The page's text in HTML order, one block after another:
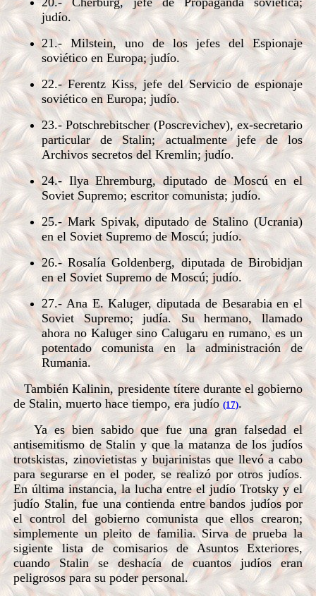
judío.
21.- Milstein, uno de los jefes del Espionaje
soviético en Europa; judío.
22.- Ferentz Kiss, jefe del Servicio de espionaje
soviético en Europa; judío.
23.- Potschrebitscher (Poscrevichev), ex-secretario
particular de Stalin; actualmente jefe de los
Archivos secretos del Kremlin; judío.
24.- Ilya Ehremburg, diputado de Moscú en el
Soviet Supremo; escritor comunista; judío.
25.- Mark Spivak, diputado de Stalino (Ucrania)
en el Soviet Supremo de Moscú; judío.
26.- Rosalía Goldenberg, diputada de Birobidjan
en el Soviet Supremo de Moscú; judío.
27.- Ana E. Kaluger, diputada de Besarabia en el
Soviet Supremo; judía. Su hermano, llamado
ahora no Kaluger sino Calugaru en rumano, es un
potentado comunista en la administración de
Rumania.
También Kalinin, presidente títere durante el gobierno
de Stalin, muerto hace tiempo, era judío (17).
Ya es bien sabido que fue una gran falsedad el
antisemitismo de Stalin y que la matanza de los judíos
trotskistas, zinovietistas y bujarinistas que llevó a cabo
para segurarse en el poder, se realizó por otros judíos.
En última instancia, la lucha entre el judío Trotsky y el
judío Stalin, fue una contienda entre bandos judíos por
el control del gobierno comunista que ellos crearon;
simplemente un pleito de familia. Sirva de prueba la
sigiente lista de comisarios de Asuntos Exteriores,
cuando Stalin se deshacía de cuantos judíos eran
peligrosos para su poder personal.